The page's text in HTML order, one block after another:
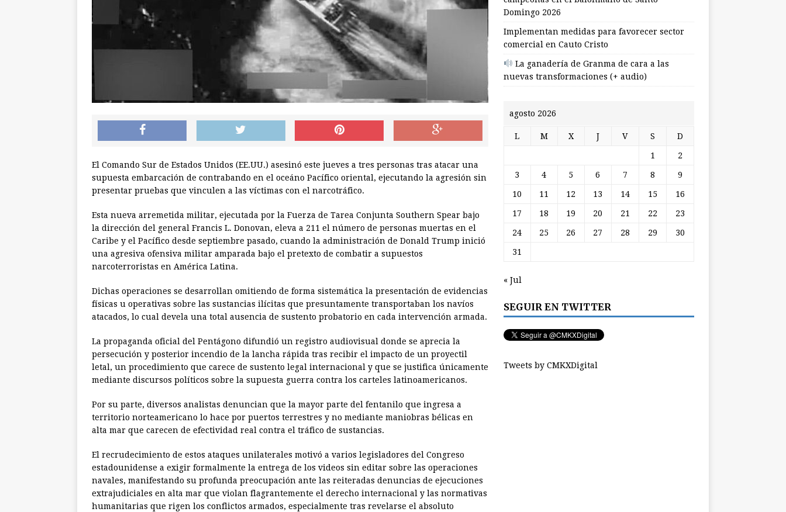
El Comando Sur de Estados Unidos (EE.UU.) asesinó este jueves a tres personas tras atacar una
supuesta embarcación de contrabando en el oceáno Pacífico oriental, ejecutando la agresión sin
presentar pruebas que vinculen a las víctimas con el narcotráfico.
Esta nueva arremetida militar, ejecutada por la Fuerza de Tarea Conjunta Southern Spear bajo
la dirección del general Francis L. Donovan, eleva a 211 el número de personas muertas en el
Caribe y el Pacífico desde septiembre pasado, cuando la administración de Donald Trump inició
una agresiva ofensiva militar amparada bajo el pretexto de combatir a supuestos
narcoterroristas en América Latina.
Dichas operaciones se desarrollan omitiendo de forma sistemática la presentación de evidencias
físicas u operativas sobre las sustancias ilícitas que presuntamente transportaban los navíos
atacados, lo cual devela una total ausencia de sustento probatorio en cada intervención armada.
La propaganda oficial del Pentágono difundió un registro audiovisual donde se aprecia la
persecución y posterior incendio de la lancha rápida tras recibir el impacto de un proyectil
letal, un procedimiento que carece de sustento legal internacional y que se justifica únicamente
mediante discursos políticos sobre la supuesta guerra contra los carteles latinoamericanos.
Por su parte, diversos analistas denuncian que la mayor parte del fentanilo que ingresa a
territorio norteamericano lo hace por puertos terrestres y no mediante maniobras bélicas en
alta mar que carecen de efectividad real contra el tráfico de sustancias.
El recrudecimiento de estos ataques unilaterales motivó a varios legisladores del Congreso
estadounidense a exigir formalmente la entrega de los videos sin editar sobre las operaciones
navales, manifestando su profunda preocupación ante las reiteradas denuncias de ejecuciones
extrajudiciales en alta mar que violan flagrantemente el derecho internacional y las normativas
humanitarias que rigen los conflictos armados, especialmente tras revelarse el absoluto
Domingo 2026
Implementan medidas para favorecer sector
comercial en Cauto Cristo
La ganadería de Granma de cara a las
nuevas transformaciones (+ audio)
agosto 2026
L M X J V S D
1 2
3 4 5 6 7 8 9
10 11 12 13 14 15 16
17 18 19 20 21 22 23
24 25 26 27 28 29 30
31
« Jul
SEGUIR EN TWITTER
Tweets by CMKXDigital